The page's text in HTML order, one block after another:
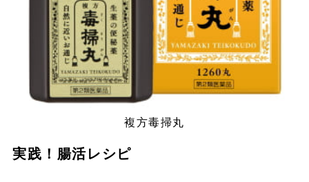
複方毒掃丸
実践！腸活レシピ